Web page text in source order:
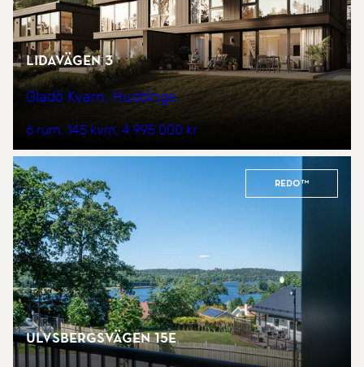
Lidavägen 3
Gladö Kvarn, Huddinge
6 rum 145 kvm 4 995 000 kr
REDO™
Ulvsbergsvägen 15E